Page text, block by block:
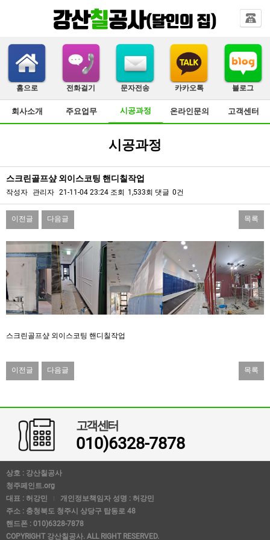
홈으로 전화걸기 문자전송 카카오톡 블로그
회사소개 주요업무 시공과정 온라인문의 고객센터
시공과정
스크린골프샾 외이스코팅 핸디칠작업
작성자 관리자 21-11-04 23:24 조회 1,533회 댓글 0건
이전글 다음글 목록
본문
스크린골프샾 외이스코팅 핸디칠작업
이전글 다음글 목록
고객센터
010)6328-7878
상호 : 강산칠공사
청주페인트.org
대표 : 허강민
개인정보책임자 성명 : 허강민
주소 : 충청북도 청주시 상당구 탑동로 48
핸드폰 : 010)6328-7878
COPYRIGHT 강산칠공사. ALL RIGHT RESERVED.